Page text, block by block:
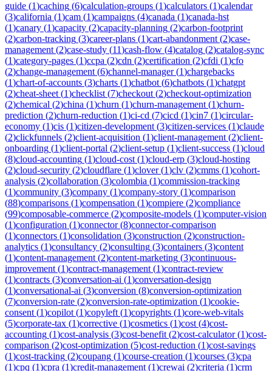
guide (1)caching (6)calculation-groups (1)calculators (1)calendar
(3)california (1)cam (1)campaigns (4)canada (1)canada-hst
(1)canary (1)capacity (2)capacity-planning (2)carbon-footprint
(2)carbon-tracking (3)career-plans (1)cart-abandonment (2)case-
management (2)case-study (11)cash-flow (4)catalog (2)catalog-sync
(1)category-pages (1)ccpa (2)cdn (2)certification (2)cfdi (1)cfo
(2)change-management (6)channel-manager(1)chargebacks
(1)chart-of-accounts (3)charts (1)chatbot (6)chatbots (1)chatgpt
(2)cheat-sheet (1)checklist (7)checkout (2)checkout-optimization
(2)chemical (2)china (1)churn (1)churn-management (1)churn-
prediction (2)churn-reduction (1)ci-cd (7)cicd (1)cin7 (1)circular-
economy (1)cis (1)citizen-development (3)citizen-services (1)claude
(2)clickfunnels (2)client-acquisition (1)client-management (2)client-
onboarding (1)client-portal (2)client-setup (1)client-success (1)cloud
(8)cloud-accounting (1)cloud-cost (1)cloud-erp (3)cloud-hosting
(2)cloud-security (2)cloudflare (1)clover(1)clv (2)cmms (1)cohort-
analysis (2)collaboration (3)colombia (1)commission-tracking
(1)community (3)company (1)company-story (1)comparison
(88)comparisons (1)compensation (1)compiere (2)compliance
(99)composable-commerce (2)composite-models (1)computer-vision
(1)configuration (1)connector(8)connector-comparison
(1)connectors (1)consolidation (3)construction (2)construction-
analytics (1)consultancy (2)consulting (3)containers (3)content
(1)content-management (2)content-marketing (3)continuous-
improvement (1)contract-management (1)contract-review
(1)contracts (3)conversation-ai (1)conversation-design
(1)conversational-ai (3)conversion (8)conversion-optimization
(7)conversion-rate (2)conversion-rate-optimization (1)cookie-
consent (1)copilot (1)copyleft (1)copyrights (1)core-web-vitals
(5)corporate-tax (1)corrective (1)cosmetics (1)cost (4)cost-
accounting (1)cost-analysis (3)cost-benefit (2)cost-calculator(1)cost-
comparison (2)cost-optimization (5)cost-reduction (1)cost-savings
(1)cost-tracking (2)coupang (1)course-creation (1)courses (3)cpa
(1)cpq (1)cpra (1)credit-management (1)crewai (2)criteria (1)crm